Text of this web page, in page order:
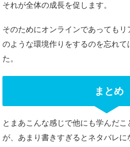
それが全体の成長を促します。
そのためにオンラインであっても
のような環境作りをするのを忘れて
た。
まとめ
とまあこんな感じで他にも学んだ
が、あまり書きすぎるとネタバレに